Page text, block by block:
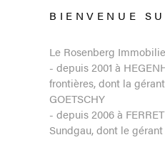
BIENVENUE
Le Rosenberg
- depuis 2001 à
frontières, dont la
GOETSCHY
- depuis 2006 à
Sundgau, dont le